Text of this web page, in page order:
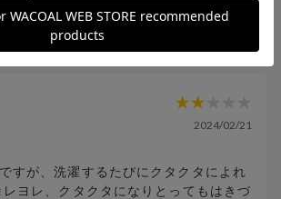
1人が参考になったと回答 参考になった
2024/02/21
すが、洗濯するたびにクタクタによれ
ヨレ、クタクタになりとってもはきづ